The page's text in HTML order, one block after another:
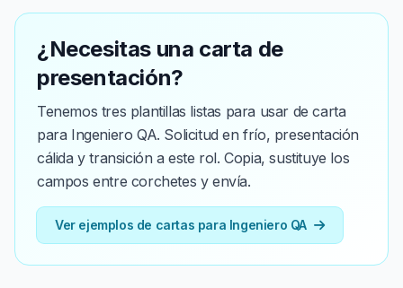
¿Necesitas una carta de
presentación?
Tenemos tres plantillas listas para usar de carta
para Ingeniero QA. Solicitud en frío, presentación
cálida y transición a este rol. Copia, sustituye los
campos entre corchetes y envía.
Ver ejemplos de cartas para Ingeniero QA